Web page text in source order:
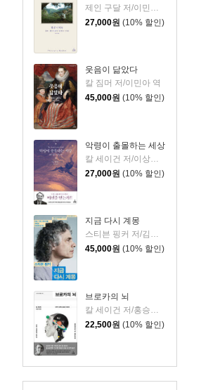
제인 구달 저/이민아 역
27,000원 (10% 할인)
웃음이 닮았다
칼 짐머 저/이민아 역
45,000원 (10% 할인)
악령이 출몰하는 세상
칼 세이건 저/이상헌 역
27,000원 (10% 할인)
지금 다시 계몽
스티븐 핑커 저/김한영 역
45,000원 (10% 할인)
브로카의 뇌
칼 세이건 저/홍승효 역
22,500원 (10% 할인)